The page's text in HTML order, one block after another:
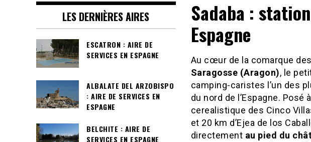
Sadaba :
Espagne
Au cœur de la comarque des
Saragosse (Aragon), le
camping-caristes l’un des
du nord de l’Espagne. Posé à
cerealistique des Cinco
et 20 km d’Ejea de los
directement au pied du
LES DERNIÈRES AIRES
ESCATRON : AIRE DE
SERVICES EN ESPAGNE
ALBALATE DEL ARZOBISPO
: AIRE DE SERVICES EN
ESPAGNE
BELCHITE : AIRE DE
SERVICES EN ESPAGNE